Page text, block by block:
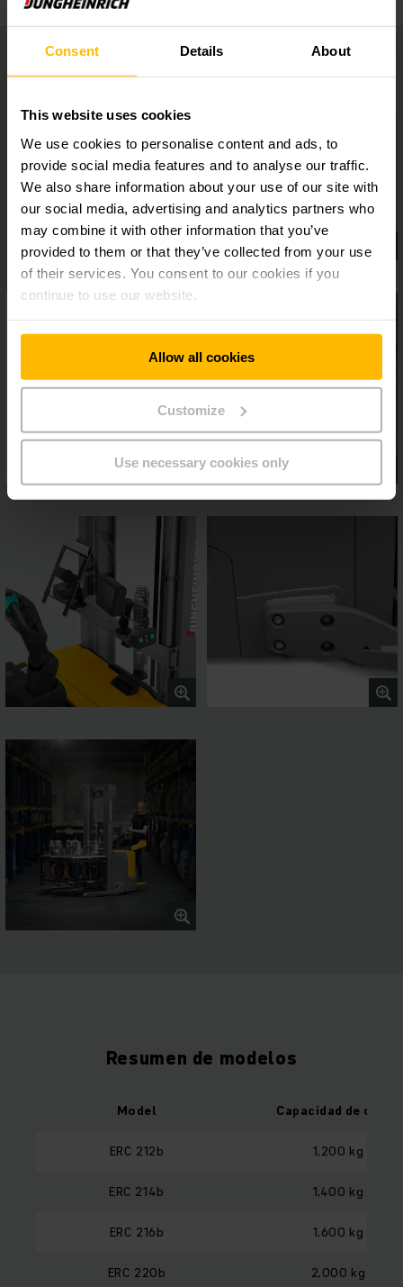
Consent Details About
This website uses cookies
We use cookies to personalise content and ads, to
provide social media features and to analyse our traffic.
We also share information about your use of our site with
our social media, advertising and analytics partners who
may combine it with other information that you’ve
provided to them or that they’ve collected from your use
of their services. You consent to our cookies if you
continue to use our website.
Allow all cookies
Customize
Use necessary cookies only
Resumen de modelos
Model Capacidad de carga
ERC 212b 1,200 kg
ERC 214b 1,400 kg
ERC 216b 1,600 kg
ERC 220b 2,000 kg